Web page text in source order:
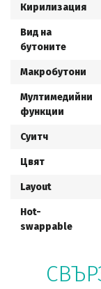
Кирилизация
Вид на
бутоните
Макробутони
Мултимедийни
функции
Суитч
Цвят
Layout
Hot-
swappable